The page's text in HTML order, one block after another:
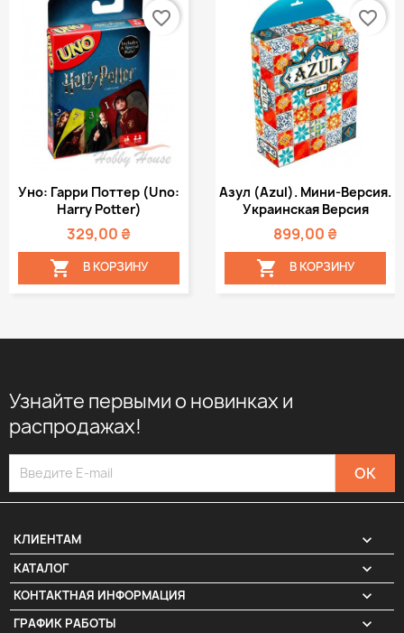
Уно: Гарри Поттер (Uno:
Harry Potter)
329,00 ₴
 В КОРЗИНУ
favorite_border
Азул (Azul). Мини-Версия.
Украинская Версия
899,00 ₴
 В КОРЗИНУ
favorite_border
Узнайте первыми о новинках и
распродажах!
КЛИЕНТАМ 
КАТАЛОГ 
КОНТАКТНАЯ ИНФОРМАЦИЯ keyboard_arrow_down
ГРАФИК РАБОТЫ keyboard_arrow_down